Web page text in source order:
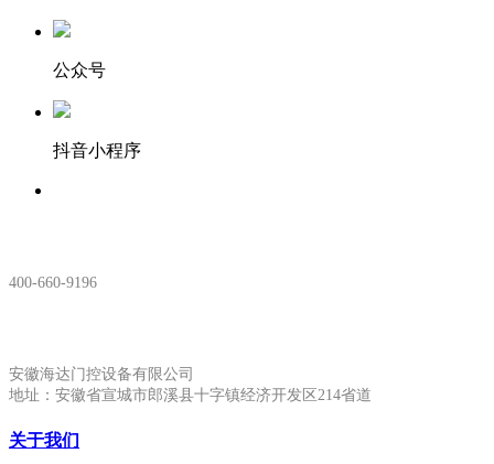
公众号
抖音小程序
400-660-9196
安徽海达门控设备有限公司
地址：安徽省宣城市郎溪县十字镇经济开发区214省道
关于我们